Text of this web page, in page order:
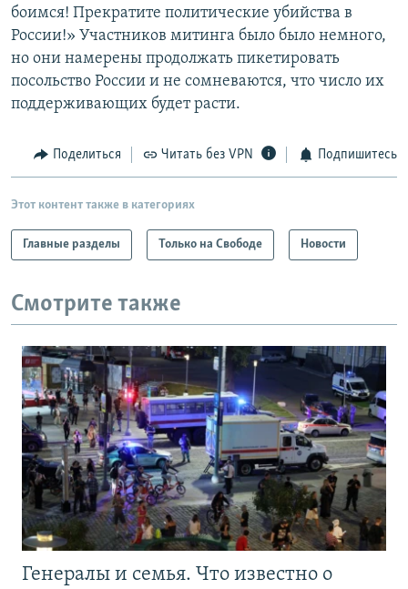
боимся! Прекратите политические убийства в
России!» Участников митинга было было немного,
но они намерены продолжать пикетировать
посольство России и не сомневаются, что число их
поддерживающих будет расти.
Поделиться Читать без VPN Подпишитесь
Этот контент также в категориях
Главные разделы Только на Свободе Новости
Смотрите также
Генералы и семья. Что известно о